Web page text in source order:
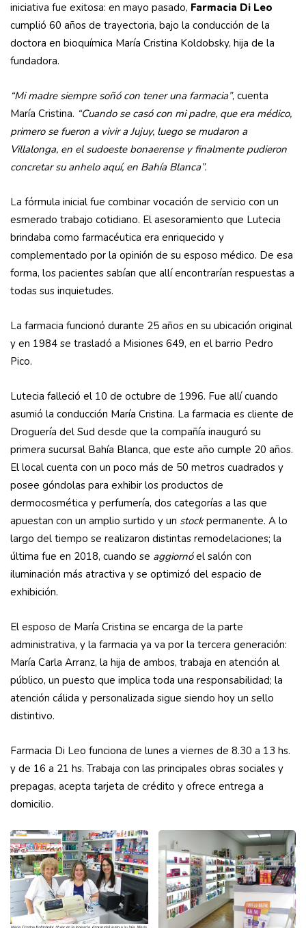
iniciativa fue exitosa: en mayo pasado, Farmacia Di Leo
cumplió 60 años de trayectoria, bajo la conducción de la
doctora en bioquímica María Cristina Koldobsky, hija de la
fundadora.
“Mi madre siempre soñó con tener una farmacia”, cuenta
María Cristina. “Cuando se casó con mi padre, que era médico,
primero se fueron a vivir a Jujuy, luego se mudaron a
Villalonga, en el sudoeste bonaerense y finalmente pudieron
concretar su anhelo aquí, en Bahía Blanca”.
La fórmula inicial fue combinar vocación de servicio con un
esmerado trabajo cotidiano. El asesoramiento que Lutecia
brindaba como farmacéutica era enriquecido y
complementado por la opinión de su esposo médico. De esa
forma, los pacientes sabían que allí encontrarían respuestas a
todas sus inquietudes.
La farmacia funcionó durante 25 años en su ubicación original
y en 1984 se trasladó a Misiones 649, en el barrio Pedro
Pico.
Lutecia falleció el 10 de octubre de 1996. Fue allí cuando
asumió la conducción María Cristina. La farmacia es cliente de
Droguería del Sud desde que la compañía inauguró su
primera sucursal Bahía Blanca, que este año cumple 20 años.
El local cuenta con un poco más de 50 metros cuadrados y
posee góndolas para exhibir los productos de
dermocosmética y perfumería, dos categorías a las que
apuestan con un amplio surtido y un stockpermanente. A lo
largo del tiempo se realizaron distintas remodelaciones; la
última fue en 2018, cuando se aggiornóel salón con
iluminación más atractiva y se optimizó del espacio de
exhibición.
El esposo de María Cristina se encarga de la parte
administrativa, y la farmacia ya va por la tercera generación:
María Carla Arranz, la hija de ambos, trabaja en atención al
público, un puesto que implica toda una responsabilidad; la
atención cálida y personalizada sigue siendo hoy un sello
distintivo.
Farmacia Di Leo funciona de lunes a viernes de 8.30 a 13 hs.
y de 16 a 21 hs. Trabaja con las principales obras sociales y
prepagas, acepta tarjeta de crédito y ofrece entrega a
domicilio.